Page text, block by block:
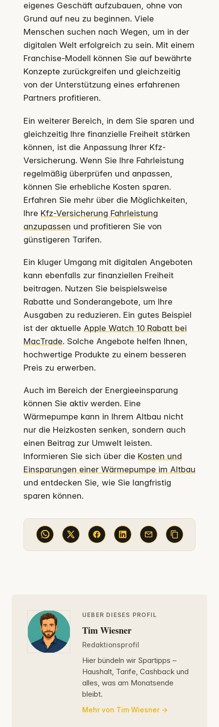
eigenes Geschäft aufzubauen, ohne von
Grund auf neu zu beginnen. Viele
Menschen suchen nach Wegen, um in der
digitalen Welt erfolgreich zu sein. Mit einem
Franchise-Modell können Sie auf bewährte
Konzepte zurückgreifen und gleichzeitig
von der Unterstützung eines erfahrenen
Partners profitieren.
Ein weiterer Bereich, in dem Sie sparen und
gleichzeitig Ihre finanzielle Freiheit stärken
können, ist die Anpassung Ihrer Kfz-
Versicherung. Wenn Sie Ihre Fahrleistung
regelmäßig überprüfen und anpassen,
können Sie erhebliche Kosten sparen.
Erfahren Sie mehr über die Möglichkeiten,
Ihre Kfz-Versicherung Fahrleistung
anzupassen und profitieren Sie von
günstigeren Tarifen.
Ein kluger Umgang mit digitalen Angeboten
kann ebenfalls zur finanziellen Freiheit
beitragen. Nutzen Sie beispielsweise
Rabatte und Sonderangebote, um Ihre
Ausgaben zu reduzieren. Ein gutes Beispiel
ist der aktuelle Apple Watch 10 Rabatt bei
MacTrade. Solche Angebote helfen Ihnen,
hochwertige Produkte zu einem besseren
Preis zu erwerben.
Auch im Bereich der Energieeinsparung
können Sie aktiv werden. Eine
Wärmepumpe kann in Ihrem Altbau nicht
nur die Heizkosten senken, sondern auch
einen Beitrag zur Umwelt leisten.
Informieren Sie sich über die Kosten und
Einsparungen einer Wärmepumpe im Altbau
und entdecken Sie, wie Sie langfristig
sparen können.
UEBER DIESES PROFIL
Tim Wiesner
Redaktionsprofil
Hier bündeln wir Spartipps –
Haushalt, Tarife, Cashback und
alles, was am Monatsende
bleibt.
Mehr von Tim Wiesner